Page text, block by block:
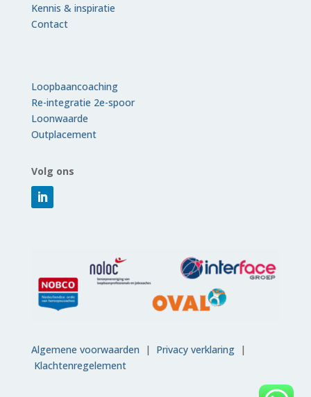
Kennis & inspiratie
Contact
Loopbaancoaching
Re-integratie 2e-spoor
Loonwaarde
Outplacement
Volg ons
Algemene voorwaarden | Privacy verklaring|
Klachtenregelement